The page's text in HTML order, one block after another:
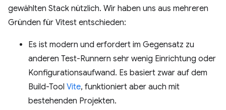
gewählten Stack nützlich. Wir haben uns aus mehreren
Gründen für Vitest entschieden:
Es ist modern und erfordert im Gegensatz zu
anderen Test-Runnern sehr wenig Einrichtung oder
Konfigurationsaufwand. Es basiert zwar auf dem
Build-Tool Vite, funktioniert aber auch mit
bestehenden Projekten.